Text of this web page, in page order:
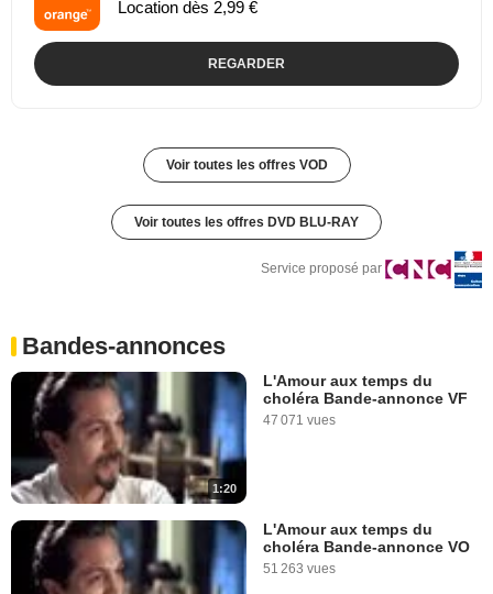
Location dès 2,99 €
REGARDER
Voir toutes les offres VOD
Voir toutes les offres DVD BLU-RAY
Service proposé par
Bandes-annonces
1:20
L'Amour aux temps du
choléra Bande-annonce VF
47 071 vues
L'Amour aux temps du
choléra Bande-annonce VO
51 263 vues